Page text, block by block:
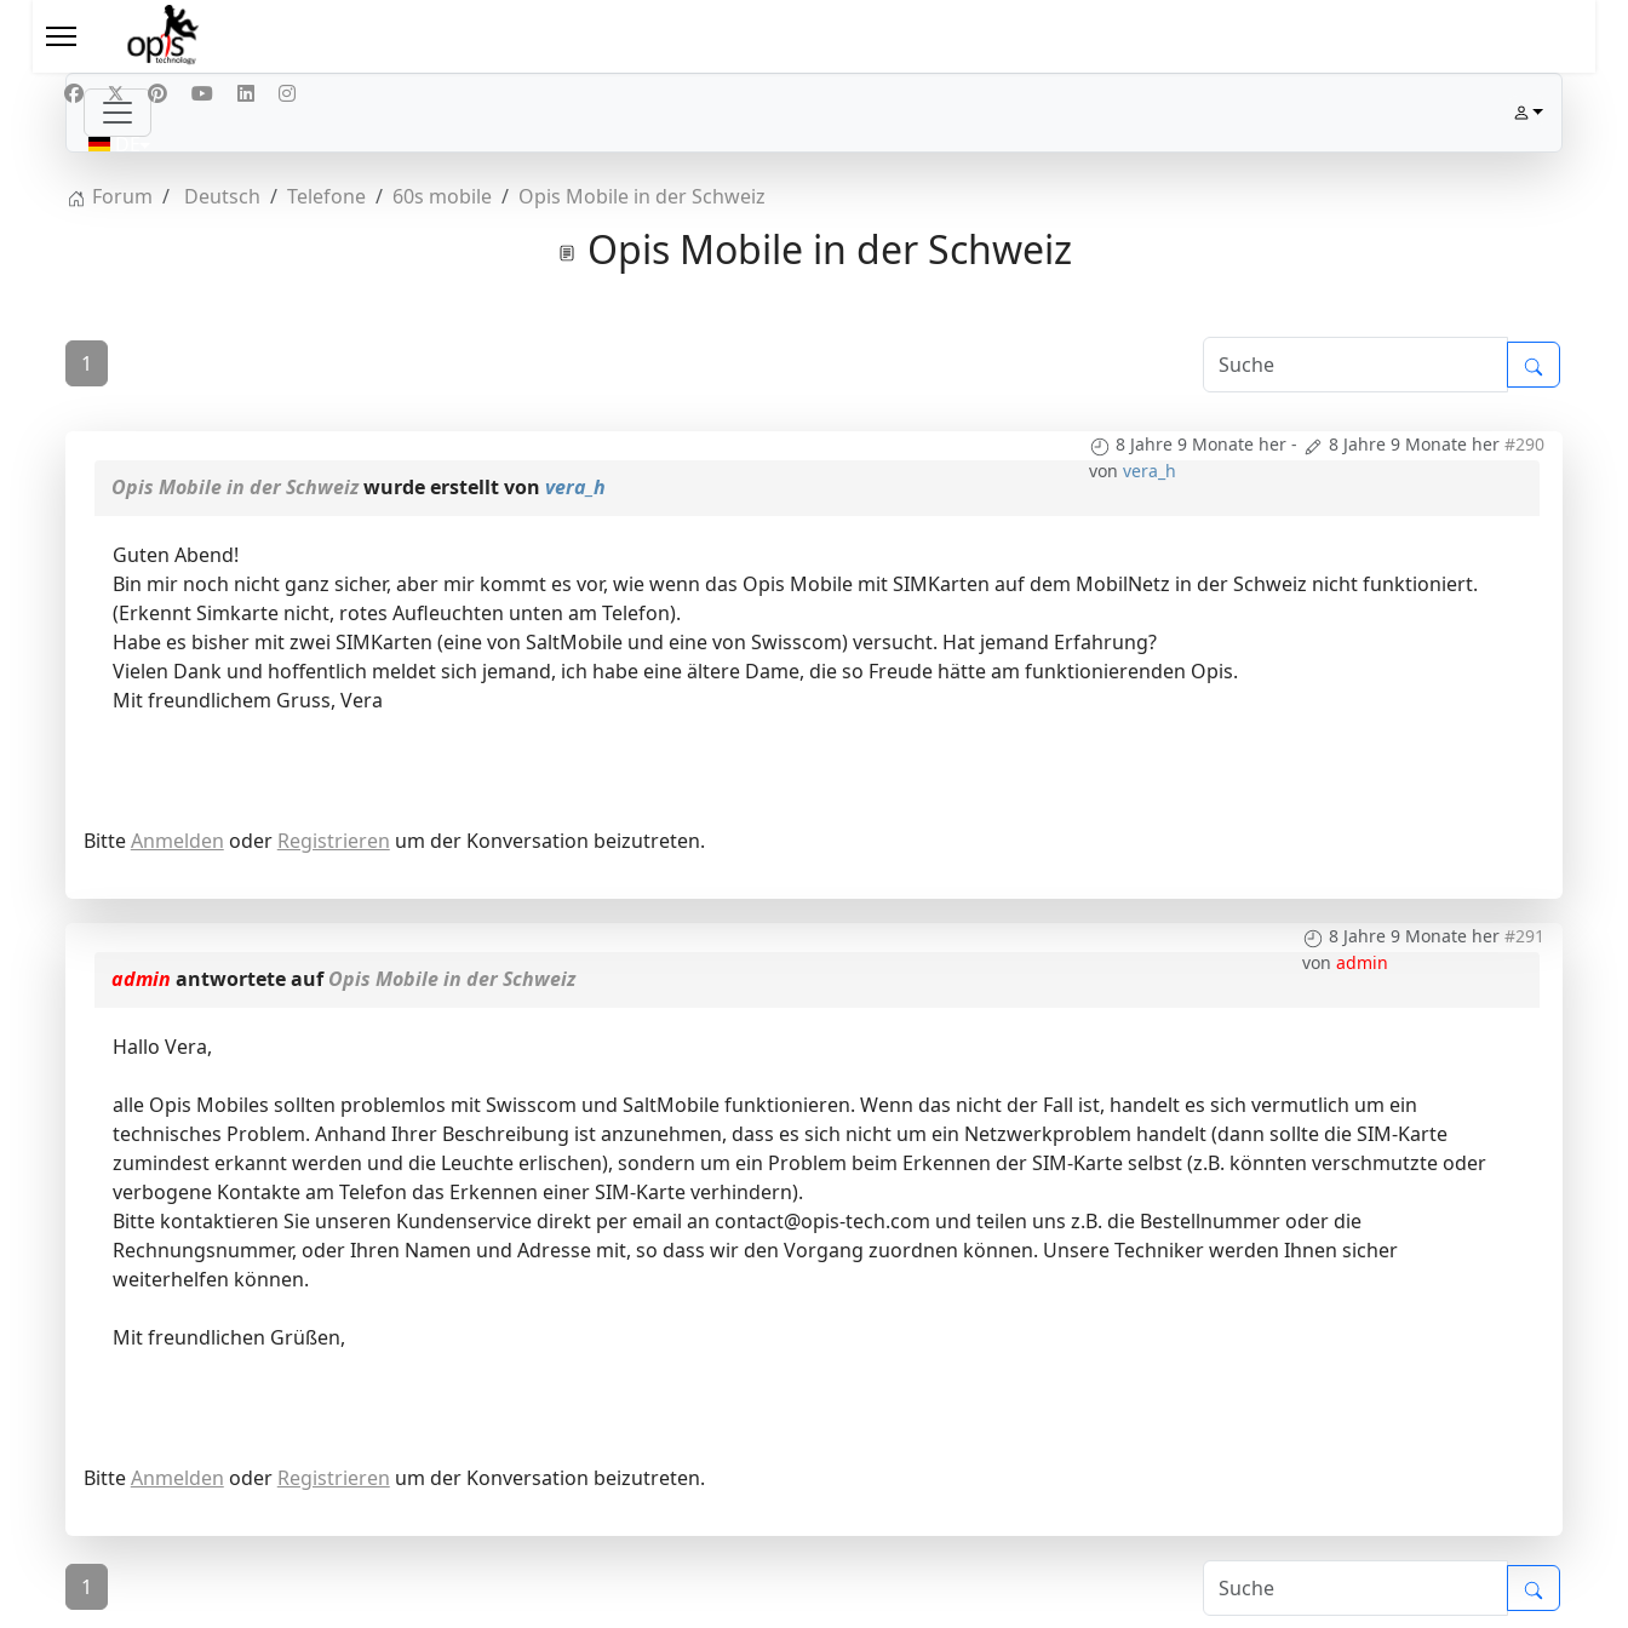
Sprache auswählen
DE
Forum
Deutsch Telefone 60s mobile Opis Mobile in der Schweiz
Opis Mobile in der Schweiz
1
8 Jahre 9 Monate her - 8 Jahre 9 Monate her #290
vonvera_h
Opis Mobile in der Schweizwurde erstellt von vera_h
Guten Abend!
Bin mir noch nicht ganz sicher, aber mir kommt es vor, wie wenn das Opis Mobile mit SIMKarten auf dem MobilNetz in der Schweiz nicht funktioniert.
(Erkennt Simkarte nicht, rotes Aufleuchten unten am Telefon).
Habe es bisher mit zwei SIMKarten (eine von SaltMobile und eine von Swisscom) versucht. Hat jemand Erfahrung?
Vielen Dank und hoffentlich meldet sich jemand, ich habe eine ältere Dame, die so Freude hätte am funktionierenden Opis.
Mit freundlichem Gruss, Vera
BitteAnmelden oder Registrieren um der Konversation beizutreten.
8 Jahre 9 Monate her #291
vonadmin
admin antwortete aufOpis Mobile in der Schweiz
Hallo Vera,
alle Opis Mobiles sollten problemlos mit Swisscom und SaltMobile funktionieren. Wenn das nicht der Fall ist, handelt es sich vermutlich um ein
technisches Problem. Anhand Ihrer Beschreibung ist anzunehmen, dass es sich nicht um ein Netzwerkproblem handelt (dann sollte die SIM-Karte
zumindest erkannt werden und die Leuchte erlischen), sondern um ein Problem beim Erkennen der SIM-Karte selbst (z.B. könnten verschmutzte oder
verbogene Kontakte am Telefon das Erkennen einer SIM-Karte verhindern).
Bitte kontaktieren Sie unseren Kundenservice direkt per email an contact@opis-tech.com und teilen uns z.B. die Bestellnummer oder die
Rechnungsnummer, oder Ihren Namen und Adresse mit, so dass wir den Vorgang zuordnen können. Unsere Techniker werden Ihnen sicher
weiterhelfen können.
Mit freundlichen Grüßen,
BitteAnmelden oder Registrieren um der Konversation beizutreten.
1